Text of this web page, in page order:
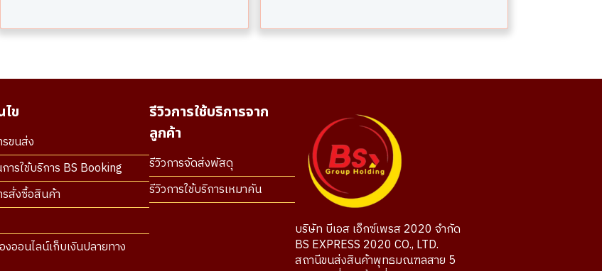
ข
ขนส่ง
ารใช้บริการ BS Booking
รสั่งซื้อสินค้า
ออนไลน์เก็บเงินปลายทาง
รีวิวการใช้บริการจาก
ลูกค้า
รีวิวการจัดส่งพัสดุ
รีวิวการใช้บริการเหมาคัน
บริษัท บีเอส เอ็กซ์เพรส 2020 จำกัด
BS EXPRESS 2020 CO., LTD.
สถานีขนส่งสินค้าพุทธมณฑลสาย 5